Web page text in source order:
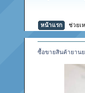
หน้าแรก ช่วยเ
ซื้อขายสินค้ายาน